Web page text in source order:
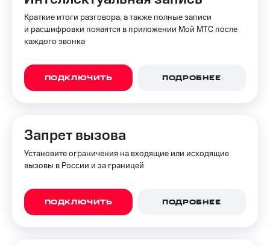
Переводы
с
телефона
МТС Pay
за границей
магазин
Смартфоны
Наушники
и
колонки
Краткие итоги разговора, а также полные записи
и расшифровки появятся в приложении Мой МТС после
каждого звонка
ПОДКЛЮЧИТЬ ПОДРОБНЕЕ
Запрет вызова
Установите ограничения на входящие или исходящие
вызовы в России и за границей
ПОДКЛЮЧИТЬ ПОДРОБНЕЕ